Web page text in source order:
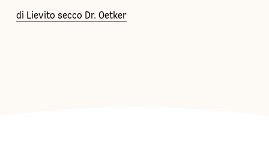
di Lievito secco Dr. Oetker